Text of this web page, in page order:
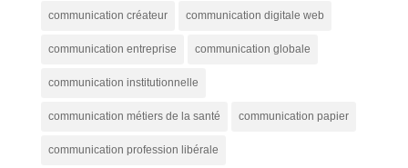
communication créateur communication digitale web
communication entreprise communication globale
communication institutionnelle
communication métiers de la santé communication papier
communication profession libérale